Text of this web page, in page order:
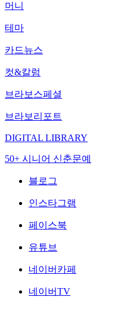
머니
테마
카드뉴스
컷&칼럼
브라보스페셜
브라보리포트
DIGITAL LIBRARY
50+ 시니어 신춘문예
블로그
인스타그램
페이스북
유튜브
네이버카페
네이버TV